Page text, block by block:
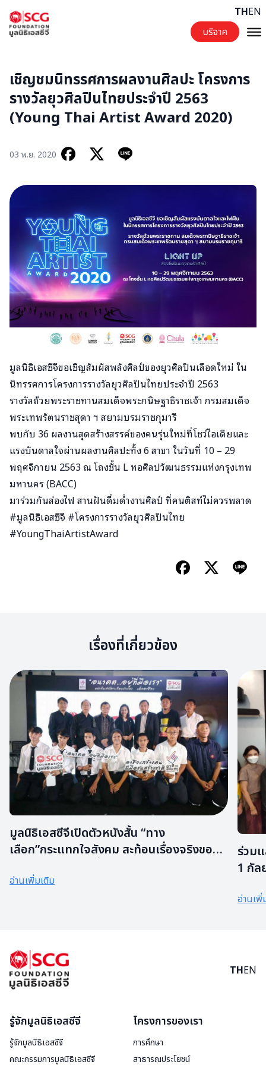
บริจาค
THEN
เชิญชมนิทรรศการผลงานศิลปะ ​โครงการ​
รางวัล​ยุว​ศิลปิน​ไทย​ประจำปี 2563
(Young Thai Artist Award​ 2020)
03 พ.ย. 2020
มูลนิธิ​เอส​ซี​จีขอเชิญ​สัมผัส​พลังศิลป์ของยุวศิลปิน​เลือดใหม่ ใน
นิทรรศการ​โครงการ​รางวัล​ยุว​ศิลปิน​ไทย​ประจำปี 2563
รางวัล​ถ้วยพระ​ราชทานสมเด็จ​พระ​กนิษฐา​ธิราช​เจ้า​ กรมสมเด็จ​
พระ​เท​พรัตนราชสุดา​ ฯ ​สยาม​บรม​ราช​กุมารี
พบกับ 36 ผลงานสุดสร้างสรรค์​ของคนรุ่นใหม่​ที่​โชว์ไอเดียและ
แรงบันดาลใจ​ผ่านผลงานศิลปะทั้ง 6 สาขา ในวันที่ 10 – 29
พฤศจิกายน ​2563 ณ โถงชั้น L หอศิลป​วัฒนธรรม​แห่ง​กรุงเทพ​
มหานคร (BACC)
มาร่วมกันส่องไฟ สานฝันดื่มด่ำงาน​ศิลป์ ที่คนติสท์​ไม่​ควรพลาด
#มูลนิธิเอสซีจี #โครงการรางวัลยุวศิลปินไทย
#YoungThaiArtistAward
เรื่องที่เกี่ยวข้อง
มูลนิธิเอสซีจีเปิดตัวหนังสั้น “ทาง
เลือก”กระแทกใจสังคม สะท้อนเรื่องจริงของ
อนาคตด้วยสองมือ
อ่านเพิ่มเติม
ร่วม
1​ กัล
อ่านเพิ่
THEN
รู้จักมูลนิธิเอสซีจี
รู้จักมูลนิธิเอสซีจี
คณะกรรมการมูลนิธิเอสซีจี
โครงการของเรา
การศึกษา
สาธารณประโยชน์